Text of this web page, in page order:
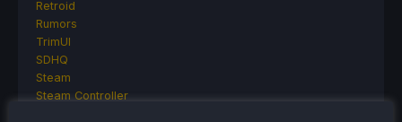
Retroid
Rumors
TrimUI
SDHQ
Steam
Steam Controller